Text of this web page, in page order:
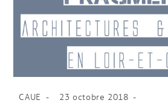
CAUE
23 octobre 2018